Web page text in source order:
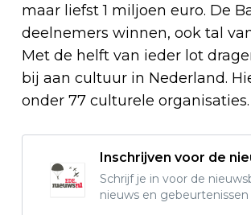
maar liefst 1 miljoen euro. De
deelnemers winnen, ook tal
Met de helft van ieder lot
bij aan cultuur in Nederland.
onder 77 culturele organisaties.
Inschrijven voor de
Schrijf je in voor de
nieuws en